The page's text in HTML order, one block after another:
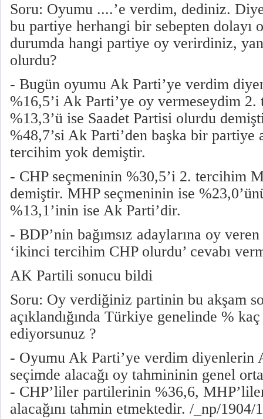
Soru: Oyumu ....’e verdim, dediniz.
bu partiye herhangi bir sebepten dolayı
durumda hangi partiye oy verirdiniz,
olurdu?
- Bugün oyumu Ak Parti’ye verdim
%16,5’i Ak Parti’ye oy vermeseydim
%13,3’ü ise Saadet Partisi olurdu
%48,7’si Ak Parti’den başka bir
tercihim yok demiştir.
- CHP seçmeninin %30,5’i 2. tercihim
demiştir. MHP seçmeninin ise
%13,1’inin ise Ak Parti’dir.
- BDP’nin bağımsız adaylarına oy
‘ikinci tercihim CHP olurdu’ cevabı
AK Partili sonucu bildi
Soru: Oy verdiğiniz partinin bu akşam
açıklandığında Türkiye genelinde %
ediyorsunuz ?
- Oyumu Ak Parti’ye verdim diyenlerin
seçimde alacağı oy tahmininin genel
- CHP’liler partilerinin %36,6,
alacağını tahmin etmektedir. /_np/1904/